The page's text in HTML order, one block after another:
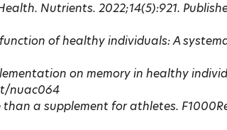
Nutrients. 2022;14(5):921.
of healthy individuals: A
on memory in healthy
nuac064
a supplement for athletes.